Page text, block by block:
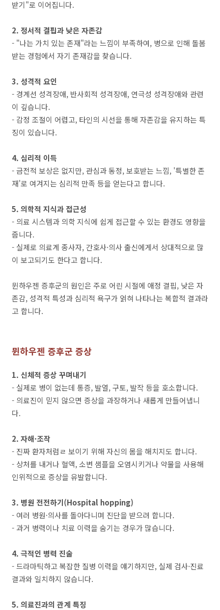
받기"로 이어집니다.
2. 정서적 결핍과 낮은 자존감
- "나는 가치 있는 존재"라는 느낌이 부족하여, 병으로 인해 돌봄
받는 경험에서 자기 존재감을 찾습니다.
3. 성격적 요인
- 경계선 성격장애, 반사회적 성격장애, 연극성 성격장애와 관련
이 깊습니다.
- 감정 조절이 어렵고, 타인의 시선을 통해 자존감을 유지하는 특
징이 있습니다.
4. 심리적 이득
- 금전적 보상은 없지만, 관심과 동정, 보호받는 느낌, '특별한 존
재'로 여겨지는 심리적 만족 등을 얻는다고 합니다.
5. 의학적 지식과 접근성
- 의료 시스템과 의학 지식에 쉽게 접근할 수 있는 환경도 영향을
줍니다.
- 실제로 의료계 종사자, 간호사·의사 출신에게서 상대적으로 많
이 보고되기도 한다고 합니다.
뮌하우젠 증후군의 원인은 주로 어린 시절에 애정 결핍, 낮은 자
존감, 성격적 특성과 심리적 욕구가 얽혀 나타나는 복합적 결과라
고 합니다.
뮌하우젠 증후군 증상
1. 신체적 증상 꾸며내기
- 실제로 병이 없는데 통증, 발열, 구토, 발작 등을 호소합니다.
- 의료진이 믿지 않으면 증상을 과장하거나 새롭게 만들어냅니
다.
2. 자해·조작
- 진짜 환자처럼ㄹ 보이기 위해 자신의 몸을 해치지도 합니다.
- 상처를 내거나 혈액, 소변 샘플을 오염시키거나 약물을 사용해
인위적으로 증상을 유발합니다.
3. 병원 전전하기(Hospital hopping)
- 여러 병원·의사를 돌아다니며 진단을 받으려 합니다.
- 과거 병력이나 치료 이력을 숨기는 경우가 많습니다.
4. 극적인 병력 진술
- 드라마틱하고 복잡한 질병 이력을 얘기하지만, 실제 검사·진료
결과와 일치하지 않습니다.
5. 의료진과의 관계 특징